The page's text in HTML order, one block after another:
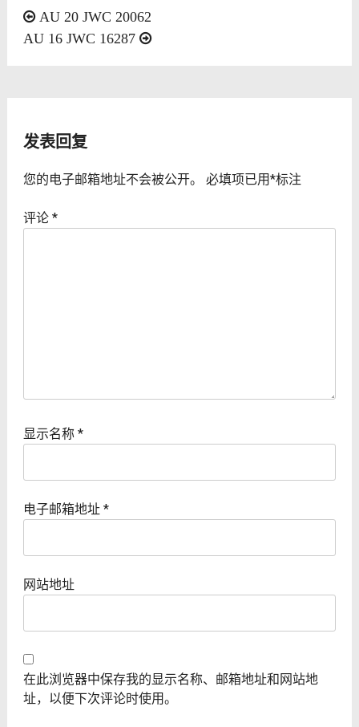
文AU 20 JWC 20062
AU 16 JWC 16287
发表回复
您的电子邮箱地址不会被公开。 必填项已用*标注
评论 *
显示名称 *
电子邮箱地址 *
网站地址
在此浏览器中保存我的显示名称、邮箱地址和网站地
址，以便下次评论时使用。